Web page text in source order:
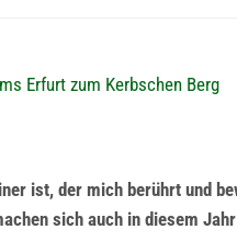
Erfurt zum Kerbschen Berg
ist, der mich berührt und
sich auch in diesem